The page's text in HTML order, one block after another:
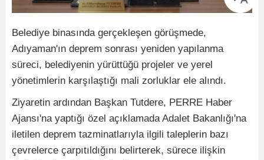
Belediye binasında gerçekleşen görüşmede,
Adıyaman'ın deprem sonrası yeniden yapılanma
süreci, belediyenin yürüttüğü projeler ve yerel
yönetimlerin karşılaştığı mali zorluklar ele alındı.
Ziyaretin ardından Başkan Tutdere, PERRE Haber
Ajansı'na yaptığı özel açıklamada Adalet Bakanlığı'na
iletilen deprem tazminatlarıyla ilgili taleplerin bazı
çevrelerce çarpıtıldığını belirterek, sürece ilişkin